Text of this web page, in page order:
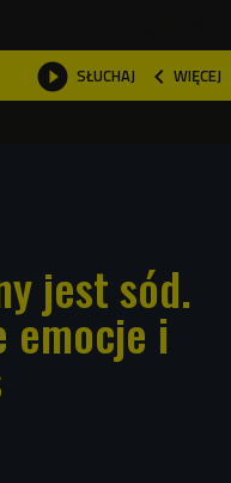
 SŁUCHAJ  WIĘCEJ

jest sód.
emocje i